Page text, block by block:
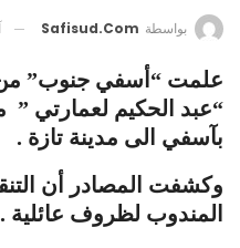
بواسطة Safisud.com
علمت “أسفي جنوب” من
“عبد الحكيم لعمارتي ”
بآسفي الى مدينة تازة .
وكشفت المصادر أن
المندوب لظروف عائلية .